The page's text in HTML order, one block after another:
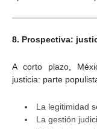
8. Prospectiva:
A corto plazo,
justicia: parte
La legitimidad
La gestión